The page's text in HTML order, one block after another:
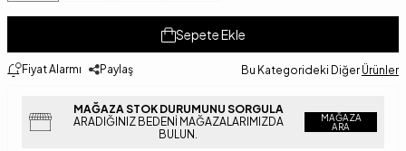
Sepete Ekle
Fiyat Alarmı Paylaş Bu Kategorideki Diğer Ürünler
MAĞAZA STOK DURUMUNU SORGULA
ARADIĞINIZ BEDENI MAĞAZALARIMIZDA
BULUN.
MAĞAZA
ARA